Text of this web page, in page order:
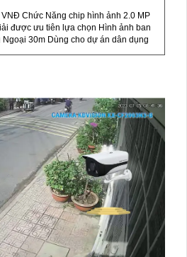
VNĐ Chức Năng chip hình ảnh 2.0 MP
được ưu tiên lựa chọn Hình ảnh ban
Ngoại 30m Dùng cho dự án dân dụng